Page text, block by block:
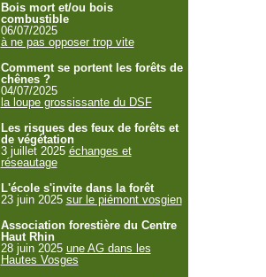
Bois mort et/ou bois
combustible
06/07/2025
à ne pas opposer trop vite
Comment se portent les forêts de
chênes ?
04/07/2025
la loupe grossissante du DSF
Les risques des feux de forêts et
de végétation
3 juillet 2025 échanges et
réseautage
L'école s'invite dans la forêt
23 juin 2025 sur le piémont vosgien
Association forestière du Centre
Haut Rhin
28 juin 2025 une AG dans les
Hautes Vosges